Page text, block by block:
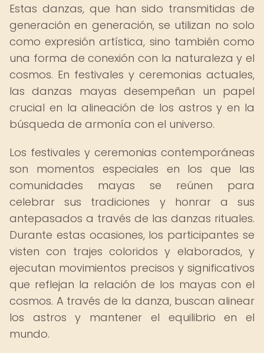
Estas danzas, que han sido transmitidas de
generación en generación, se utilizan no solo
como expresión artística, sino también como
una forma de conexión con la naturaleza y el
cosmos. En festivales y ceremonias actuales,
las danzas mayas desempeñan un papel
crucial en la alineación de los astros y en la
búsqueda de armonía con el universo.
Los festivales y ceremonias contemporáneas
son momentos especiales en los que las
comunidades mayas se reúnen para
celebrar sus tradiciones y honrar a sus
antepasados a través de las danzas rituales.
Durante estas ocasiones, los participantes se
visten con trajes coloridos y elaborados, y
ejecutan movimientos precisos y significativos
que reflejan la relación de los mayas con el
cosmos. A través de la danza, buscan alinear
los astros y mantener el equilibrio en el
mundo.